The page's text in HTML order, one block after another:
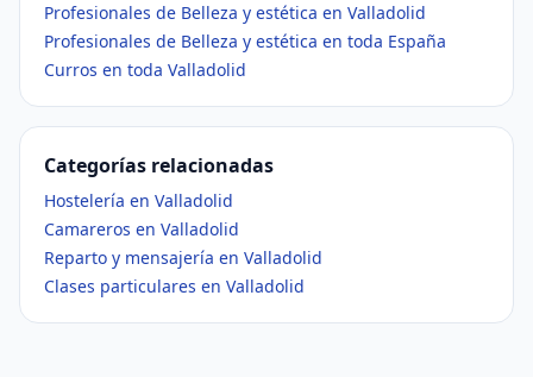
Profesionales de Belleza y estética en Valladolid
Profesionales de Belleza y estética en toda España
Curros en toda Valladolid
Categorías relacionadas
Hostelería en Valladolid
Camareros en Valladolid
Reparto y mensajería en Valladolid
Clases particulares en Valladolid